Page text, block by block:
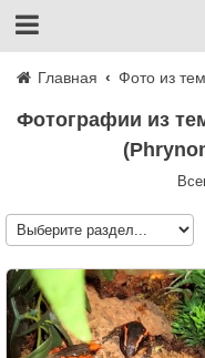
Главная Фото из
Фотографии из темы: Узкорот краснополосый